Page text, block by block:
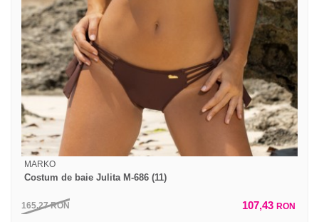
MARKO
Costum de baie Julita M-686 (11)
165,27RON 107,43 RON